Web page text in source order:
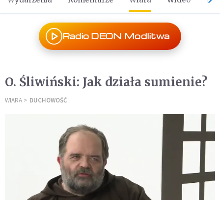
Radio DEON Modlitwa
O. Śliwiński: Jak działa sumienie?
WIARA DUCHOWOŚĆ